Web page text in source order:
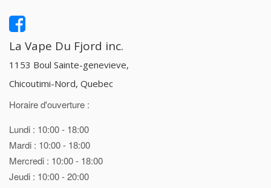
La Vape Du Fjord inc.
1153 Boul Sainte-genevieve,
Chicoutimi-Nord, Quebec
Horaire d'ouverture :
Lundi : 10:00 - 18:00
Mardi : 10:00 - 18:00
Mercredi : 10:00 - 18:00
Jeudi : 10:00 - 20:00